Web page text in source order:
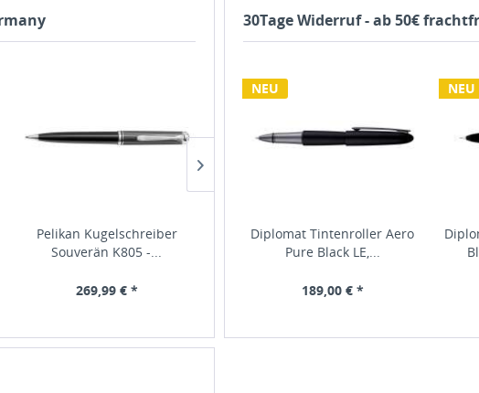
Pelikan Kugelschreiber
Souverän K805 -...
269,99 € *
Diplomat Füllhalter Aero
Funky Petrol, Feder M,...
229,00 € *
Black
30Tage Widerruf - ab 50€
NEU
Diplomat Tintenroller Aero
Pure Black LE,...
189,00 € *
NEU